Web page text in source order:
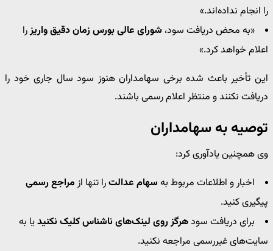
را انجام نداده‌اند.»
«به محض دریافت سود، شورای عالی بورس زمان دقیق واریزرا
اعلام خواهد کرد.»
این تأخیر باعث شده برخی سهامداران هنوز سود سال جاری خود را
دریافت نکنند و منتظر اعلام رسمی باشند.
توصیه به سهامداران
وی همچنین یادآوری کرد:
اخبار و اطلاعات مربوط به سهام عدالترا تنها از مراجع رسمی
پیگیری کنید.
برای دریافت سودهرگز روی لینک‌های ناشناس کلیک نکنیدیا به
سایت‌های غیررسمی مراجعه نکنید.